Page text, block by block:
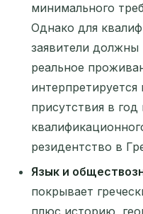
минимального
Однако для
заявители
реальное
интерпретируется
присутствия в год
резидентство в
Язык и
покрывает
плюс историю,